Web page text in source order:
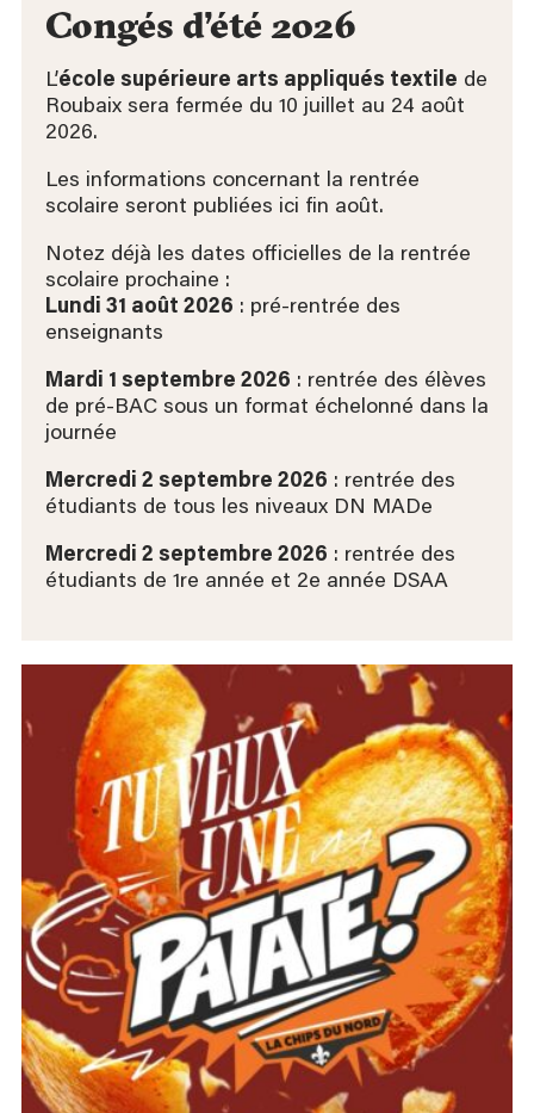
Congés d’été 2026
L’école supérieure arts appliqués textile de
Roubaix sera fermée du 10 juillet au 24 août
2026.
Les informations concernant la rentrée
scolaire seront publiées ici fin août.
Notez déjà les dates officielles de la rentrée
scolaire prochaine :
Lundi 31 août 2026 : pré-rentrée des
enseignants
Mardi 1 septembre 2026 : rentrée des élèves
de pré-BAC sous un format échelonné dans la
journée
Mercredi 2 septembre 2026 : rentrée des
étudiants de tous les niveaux DN MADe
Mercredi 2 septembre 2026 : rentrée des
étudiants de 1re année et 2e année DSAA​